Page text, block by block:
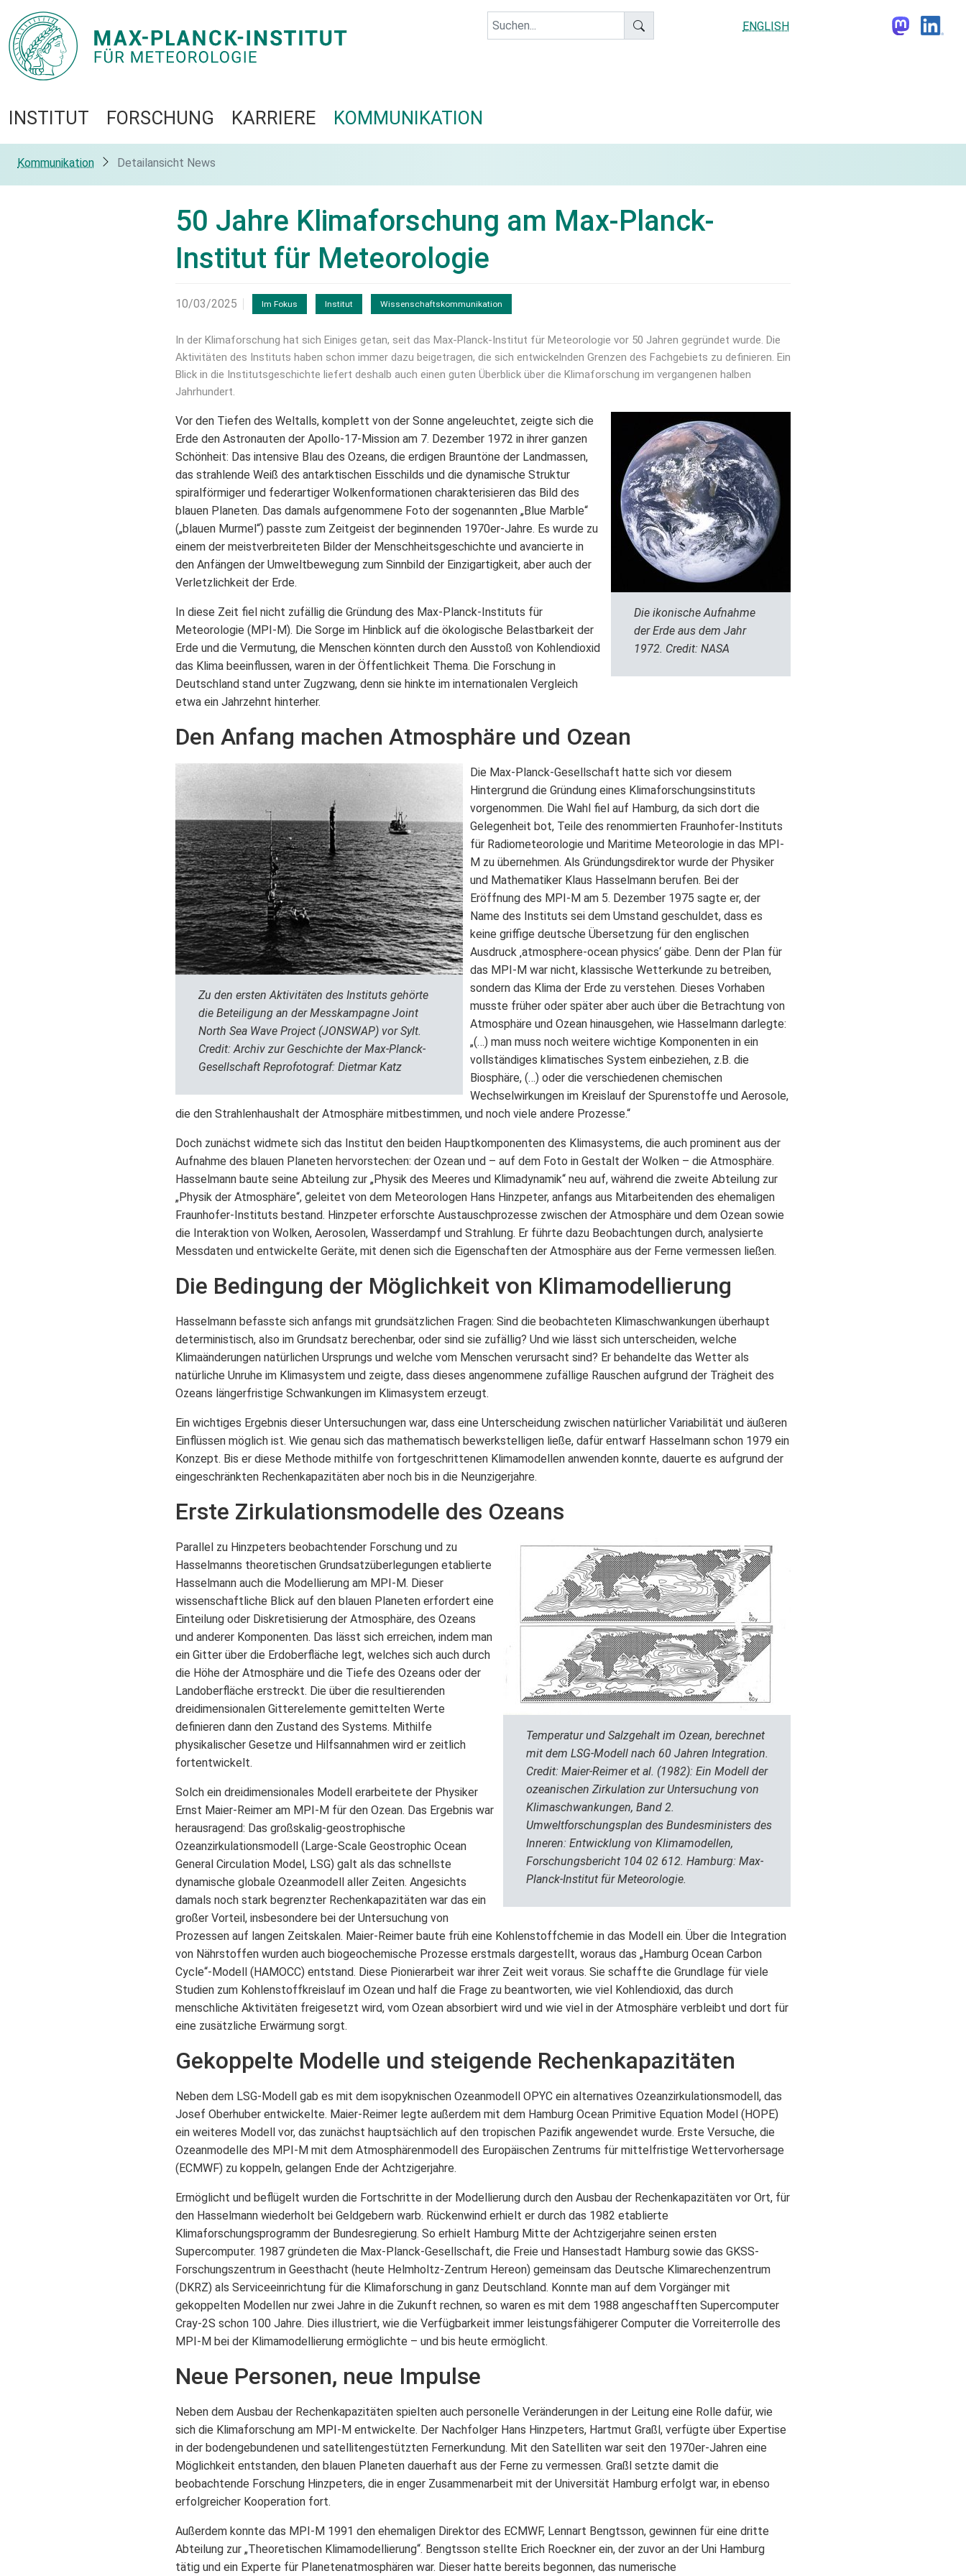
ENGLISH
INSTITUT FORSCHUNG KARRIERE KOMMUNIKATION
Kommunikation Detailansicht News
50 Jahre Klimaforschung am Max-Planck-
Institut für Meteorologie
10/03/2025 Im Fokus Institut Wissenschaftskommunikation
In der Klimaforschung hat sich Einiges getan, seit das Max-Planck-Institut für Meteorologie vor 50 Jahren gegründet wurde. Die
Aktivitäten des Instituts haben schon immer dazu beigetragen, die sich entwickelnden Grenzen des Fachgebiets zu definieren. Ein
Blick in die Institutsgeschichte liefert deshalb auch einen guten Überblick über die Klimaforschung im vergangenen halben
Jahrhundert.
Die ikonische Aufnahme
der Erde aus dem Jahr
1972. Credit: NASA
Vor den Tiefen des Weltalls, komplett von der Sonne angeleuchtet, zeigte sich die
Erde den Astronauten der Apollo-17-Mission am 7. Dezember 1972 in ihrer ganzen
Schönheit: Das intensive Blau des Ozeans, die erdigen Brauntöne der Landmassen,
das strahlende Weiß des antarktischen Eisschilds und die dynamische Struktur
spiralförmiger und federartiger Wolkenformationen charakterisieren das Bild des
blauen Planeten. Das damals aufgenommene Foto der sogenannten „Blue Marble“
(„blauen Murmel“) passte zum Zeitgeist der beginnenden 1970er-Jahre. Es wurde zu
einem der meistverbreiteten Bilder der Menschheitsgeschichte und avancierte in
den Anfängen der Umweltbewegung zum Sinnbild der Einzigartigkeit, aber auch der
Verletzlichkeit der Erde.
In diese Zeit fiel nicht zufällig die Gründung des Max-Planck-Instituts für
Meteorologie (MPI-M). Die Sorge im Hinblick auf die ökologische Belastbarkeit der
Erde und die Vermutung, die Menschen könnten durch den Ausstoß von Kohlendioxid
das Klima beeinflussen, waren in der Öffentlichkeit Thema. Die Forschung in
Deutschland stand unter Zugzwang, denn sie hinkte im internationalen Vergleich
etwa ein Jahrzehnt hinterher.
Den Anfang machen Atmosphäre und Ozean
Zu den ersten Aktivitäten des Instituts gehörte
die Beteiligung an der Messkampagne Joint
North Sea Wave Project (JONSWAP) vor Sylt.
Credit: Archiv zur Geschichte der Max-Planck-
Gesellschaft Reprofotograf: Dietmar Katz
Die Max-Planck-Gesellschaft hatte sich vor diesem
Hintergrund die Gründung eines Klimaforschungsinstituts
vorgenommen. Die Wahl fiel auf Hamburg, da sich dort die
Gelegenheit bot, Teile des renommierten Fraunhofer-Instituts
für Radiometeorologie und Maritime Meteorologie in das MPI-
M zu übernehmen. Als Gründungsdirektor wurde der Physiker
und Mathematiker Klaus Hasselmann berufen. Bei der
Eröffnung des MPI-M am 5. Dezember 1975 sagte er, der
Name des Instituts sei dem Umstand geschuldet, dass es
keine griffige deutsche Übersetzung für den englischen
Ausdruck ‚atmosphere-ocean physics‘ gäbe. Denn der Plan für
das MPI-M war nicht, klassische Wetterkunde zu betreiben,
sondern das Klima der Erde zu verstehen. Dieses Vorhaben
musste früher oder später aber auch über die Betrachtung von
Atmosphäre und Ozean hinausgehen, wie Hasselmann darlegte:
„(…) man muss noch weitere wichtige Komponenten in ein
vollständiges klimatisches System einbeziehen, z.B. die
Biosphäre, (…) oder die verschiedenen chemischen
Wechselwirkungen im Kreislauf der Spurenstoffe und Aerosole,
die den Strahlenhaushalt der Atmosphäre mitbestimmen, und noch viele andere Prozesse.“
Doch zunächst widmete sich das Institut den beiden Hauptkomponenten des Klimasystems, die auch prominent aus der
Aufnahme des blauen Planeten hervorstechen: der Ozean und – auf dem Foto in Gestalt der Wolken – die Atmosphäre.
Hasselmann baute seine Abteilung zur „Physik des Meeres und Klimadynamik“ neu auf, während die zweite Abteilung zur
„Physik der Atmosphäre“, geleitet von dem Meteorologen Hans Hinzpeter, anfangs aus Mitarbeitenden des ehemaligen
Fraunhofer-Instituts bestand. Hinzpeter erforschte Austauschprozesse zwischen der Atmosphäre und dem Ozean sowie
die Interaktion von Wolken, Aerosolen, Wasserdampf und Strahlung. Er führte dazu Beobachtungen durch, analysierte
Messdaten und entwickelte Geräte, mit denen sich die Eigenschaften der Atmosphäre aus der Ferne vermessen ließen.
Die Bedingung der Möglichkeit von Klimamodellierung
Hasselmann befasste sich anfangs mit grundsätzlichen Fragen: Sind die beobachteten Klimaschwankungen überhaupt
deterministisch, also im Grundsatz berechenbar, oder sind sie zufällig? Und wie lässt sich unterscheiden, welche
Klimaänderungen natürlichen Ursprungs und welche vom Menschen verursacht sind? Er behandelte das Wetter als
natürliche Unruhe im Klimasystem und zeigte, dass dieses angenommene zufällige Rauschen aufgrund der Trägheit des
Ozeans längerfristige Schwankungen im Klimasystem erzeugt.
Ein wichtiges Ergebnis dieser Untersuchungen war, dass eine Unterscheidung zwischen natürlicher Variabilität und äußeren
Einflüssen möglich ist. Wie genau sich das mathematisch bewerkstelligen ließe, dafür entwarf Hasselmann schon 1979 ein
Konzept. Bis er diese Methode mithilfe von fortgeschrittenen Klimamodellen anwenden konnte, dauerte es aufgrund der
eingeschränkten Rechenkapazitäten aber noch bis in die Neunzigerjahre.
Erste Zirkulationsmodelle des Ozeans
Temperatur und Salzgehalt im Ozean, berechnet
mit dem LSG-Modell nach 60 Jahren Integration.
Credit: Maier-Reimer et al. (1982): Ein Modell der
ozeanischen Zirkulation zur Untersuchung von
Klimaschwankungen, Band 2.
Umweltforschungsplan des Bundesministers des
Inneren: Entwicklung von Klimamodellen,
Forschungsbericht 104 02 612. Hamburg: Max-
Planck-Institut für Meteorologie.
Parallel zu Hinzpeters beobachtender Forschung und zu
Hasselmanns theoretischen Grundsatzüberlegungen etablierte
Hasselmann auch die Modellierung am MPI-M. Dieser
wissenschaftliche Blick auf den blauen Planeten erfordert eine
Einteilung oder Diskretisierung der Atmosphäre, des Ozeans
und anderer Komponenten. Das lässt sich erreichen, indem man
ein Gitter über die Erdoberfläche legt, welches sich auch durch
die Höhe der Atmosphäre und die Tiefe des Ozeans oder der
Landoberfläche erstreckt. Die über die resultierenden
dreidimensionalen Gitterelemente gemittelten Werte
definieren dann den Zustand des Systems. Mithilfe
physikalischer Gesetze und Hilfsannahmen wird er zeitlich
fortentwickelt.
Solch ein dreidimensionales Modell erarbeitete der Physiker
Ernst Maier-Reimer am MPI-M für den Ozean. Das Ergebnis war
herausragend: Das großskalig-geostrophische
Ozeanzirkulationsmodell (Large-Scale Geostrophic Ocean
General Circulation Model, LSG) galt als das schnellste
dynamische globale Ozeanmodell aller Zeiten. Angesichts
damals noch stark begrenzter Rechenkapazitäten war das ein
großer Vorteil, insbesondere bei der Untersuchung von
Prozessen auf langen Zeitskalen. Maier-Reimer baute früh eine Kohlenstoffchemie in das Modell ein. Über die Integration
von Nährstoffen wurden auch biogeochemische Prozesse erstmals dargestellt, woraus das „Hamburg Ocean Carbon
Cycle“-Modell (HAMOCC) entstand. Diese Pionierarbeit war ihrer Zeit weit voraus. Sie schaffte die Grundlage für viele
Studien zum Kohlenstoffkreislauf im Ozean und half die Frage zu beantworten, wie viel Kohlendioxid, das durch
menschliche Aktivitäten freigesetzt wird, vom Ozean absorbiert wird und wie viel in der Atmosphäre verbleibt und dort für
eine zusätzliche Erwärmung sorgt.
Gekoppelte Modelle und steigende Rechenkapazitäten
Neben dem LSG-Modell gab es mit dem isopyknischen Ozeanmodell OPYC ein alternatives Ozeanzirkulationsmodell, das
Josef Oberhuber entwickelte. Maier-Reimer legte außerdem mit dem Hamburg Ocean Primitive Equation Model (HOPE)
ein weiteres Modell vor, das zunächst hauptsächlich auf den tropischen Pazifik angewendet wurde. Erste Versuche, die
Ozeanmodelle des MPI-M mit dem Atmosphärenmodell des Europäischen Zentrums für mittelfristige Wettervorhersage
(ECMWF) zu koppeln, gelangen Ende der Achtzigerjahre.
Ermöglicht und beflügelt wurden die Fortschritte in der Modellierung durch den Ausbau der Rechenkapazitäten vor Ort, für
den Hasselmann wiederholt bei Geldgebern warb. Rückenwind erhielt er durch das 1982 etablierte
Klimaforschungsprogramm der Bundesregierung. So erhielt Hamburg Mitte der Achtzigerjahre seinen ersten
Supercomputer. 1987 gründeten die Max-Planck-Gesellschaft, die Freie und Hansestadt Hamburg sowie das GKSS-
Forschungszentrum in Geesthacht (heute Helmholtz-Zentrum Hereon) gemeinsam das Deutsche Klimarechenzentrum
(DKRZ) als Serviceeinrichtung für die Klimaforschung in ganz Deutschland. Konnte man auf dem Vorgänger mit
gekoppelten Modellen nur zwei Jahre in die Zukunft rechnen, so waren es mit dem 1988 angeschafften Supercomputer
Cray-2S schon 100 Jahre. Dies illustriert, wie die Verfügbarkeit immer leistungsfähigerer Computer die Vorreiterrolle des
MPI-M bei der Klimamodellierung ermöglichte – und bis heute ermöglicht.
Neue Personen, neue Impulse
Neben dem Ausbau der Rechenkapazitäten spielten auch personelle Veränderungen in der Leitung eine Rolle dafür, wie
sich die Klimaforschung am MPI-M entwickelte. Der Nachfolger Hans Hinzpeters, Hartmut Graßl, verfügte über Expertise
in der bodengebundenen und satellitengestützten Fernerkundung. Mit den Satelliten war seit den 1970er-Jahren eine
Möglichkeit entstanden, den blauen Planeten dauerhaft aus der Ferne zu vermessen. Graßl setzte damit die
beobachtende Forschung Hinzpeters, die in enger Zusammenarbeit mit der Universität Hamburg erfolgt war, in ebenso
erfolgreicher Kooperation fort.
Außerdem konnte das MPI-M 1991 den ehemaligen Direktor des ECMWF, Lennart Bengtsson, gewinnen für eine dritte
Abteilung zur „Theoretischen Klimamodellierung“. Bengtsson stellte Erich Roeckner ein, der zuvor an der Uni Hamburg
tätig und ein Experte für Planetenatmosphären war. Dieser hatte bereits begonnen, das numerische